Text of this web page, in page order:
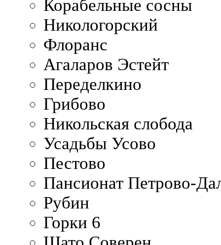
Корабельные сосны
Никологорский
Флоранс
Агаларов Эстейт
Переделкино
Грибово
Никольская слобода
Усадьбы Усово
Пестово
Пансионат Петрово-
Рубин
Горки 6